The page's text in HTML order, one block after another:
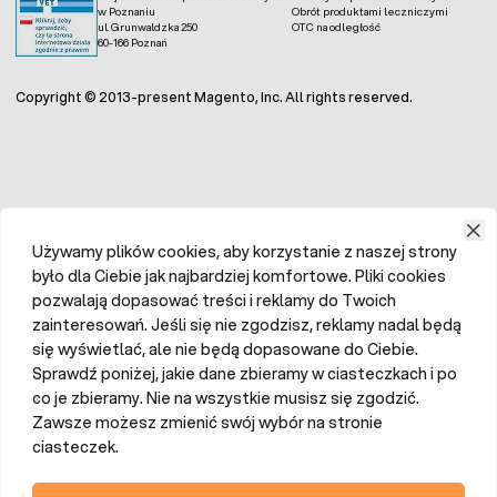
w Poznaniu
ul. Grunwaldzka 250
60-166 Poznań
Obrót produktami leczniczymi
OTC na odległość
Copyright © 2013-present Magento, Inc. All rights reserved.
Używamy plików cookies, aby korzystanie z naszej strony
było dla Ciebie jak najbardziej komfortowe. Pliki cookies
pozwalają dopasować treści i reklamy do Twoich
zainteresowań. Jeśli się nie zgodzisz, reklamy nadal będą
się wyświetlać, ale nie będą dopasowane do Ciebie.
Sprawdź poniżej, jakie dane zbieramy w ciasteczkach i po
co je zbieramy. Nie na wszystkie musisz się zgodzić.
Zawsze możesz zmienić swój wybór na stronie
ciasteczek.